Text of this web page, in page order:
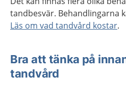
tandbesvär. Behandlingarna
Läs om vad tandvård kostar.
Bra att tänka på
tandvård